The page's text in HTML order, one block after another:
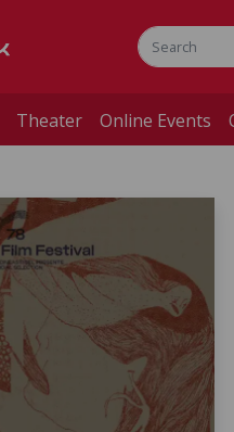
Theater Online Events